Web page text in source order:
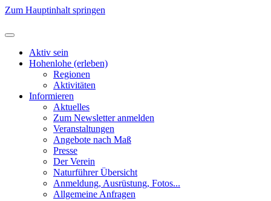
Zum Hauptinhalt springen
Aktiv sein
Hohenlohe (erleben)
Regionen
Aktivitäten
Informieren
Aktuelles
Zum Newsletter anmelden
Veranstaltungen
Angebote nach Maß
Presse
Der Verein
Naturführer Übersicht
Anmeldung, Ausrüstung, Fotos...
Allgemeine Anfragen